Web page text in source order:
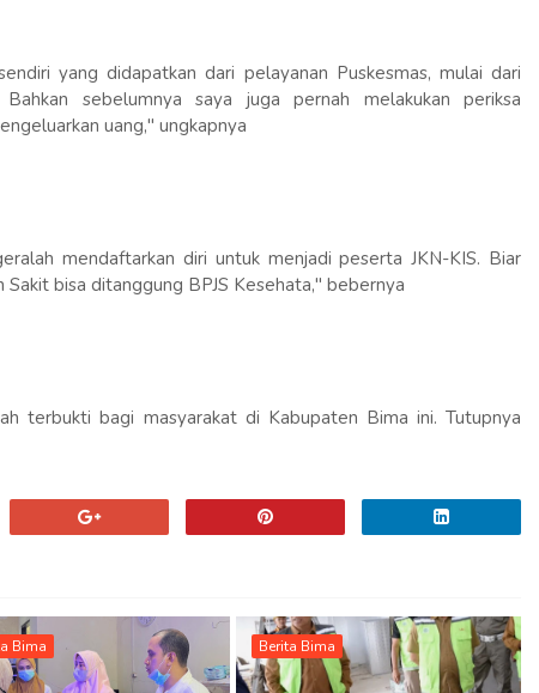
yang didapatkan dari pelayanan Puskesmas, mulai dari
sebelumnya saya juga pernah melakukan periksa
uang," ungkapnya
mendaftarkan diri untuk menjadi peserta JKN-KIS. Biar
bisa ditanggung BPJS Kesehata," bebernya
terbukti bagi masyarakat di Kabupaten Bima ini. Tutupnya
Bima Berita Bima